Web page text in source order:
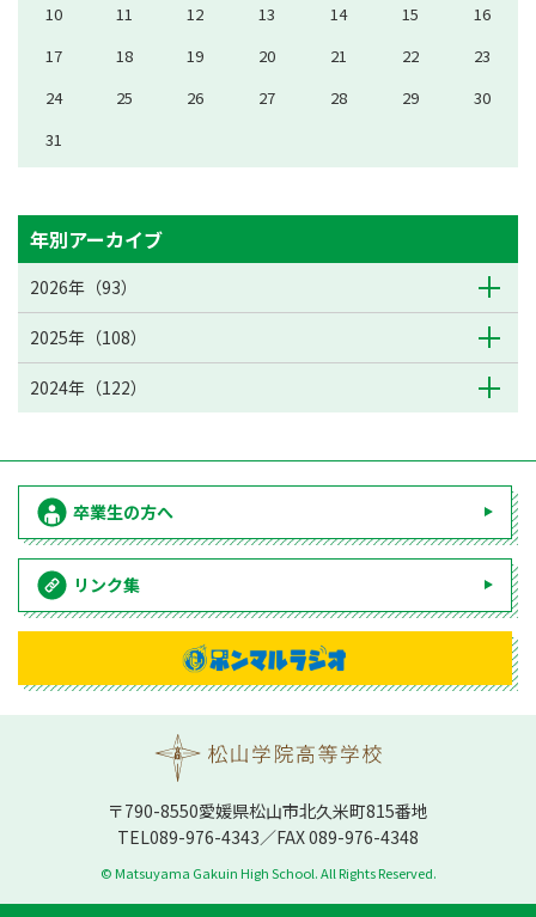
10
11 12 13 14 15
16
17
18 19 20 21 22
23
24
25 26 27 28 29
30
31
年別アーカイブ
2026年（93）
2025年（108）
2024年（122）
卒業生の方へ
リンク集
〒790-8550愛媛県松⼭市北久⽶町815番地
TEL089-976-4343／FAX 089-976-4348
© Matsuyama Gakuin High School. All Rights Reserved.